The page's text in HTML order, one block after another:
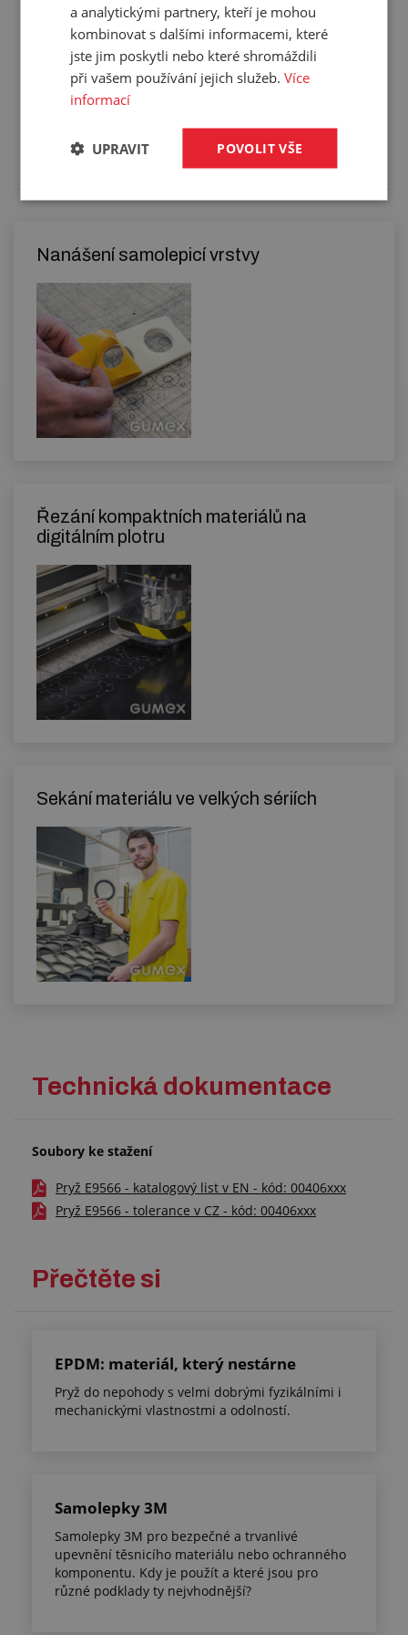
Služby
Tento výrobek pro vás upravíme na míru. Konkrétní
specifikaci budete moci upřesnit v poznámce u
objednávky.
Nanášení samolepicí vrstvy
Řezání kompaktních materiálů na
digitálním plotru
Sekání materiálu ve velkých sériích
Technická dokumentace
Soubory ke stažení
Pryž E9566 - katalogový list v EN - kód: 00406xxx
Pryž E9566 - tolerance v CZ - kód: 00406xxx
Přečtěte si
EPDM: materiál, který nestárne
Pryž do nepohody s velmi dobrými fyzikálními i
mechanickými vlastnostmi a odolností.
Samolepky 3M
Samolepky 3M pro bezpečné a trvanlivé
upevnění těsnicího materiálu nebo ochranného
komponentu. Kdy je použít a které jsou pro
různé podklady ty nejvhodnější?
a analytickými partnery, kteří je mohou
kombinovat s dalšími informacemi, které
jste jim poskytli nebo které shromáždili
při vašem používání jejich služeb.Více
informací
POVOLIT VŠE
UPRAVIT